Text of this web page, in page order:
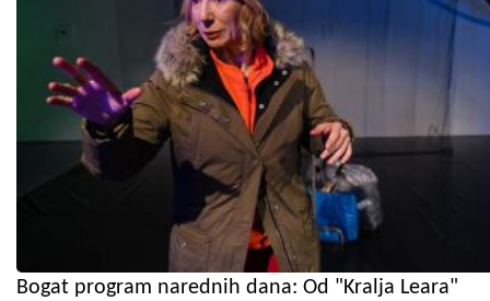
Bogat program narednih dana: Od "Kralja Leara"